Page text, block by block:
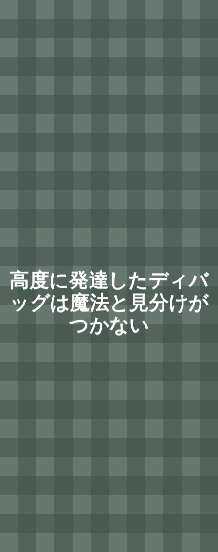
高度に発達したディバ
ッグは魔法と見分けが
つかない